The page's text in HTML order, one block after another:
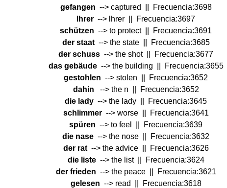
gefangen --> captured || Frecuencia:3698
lhrer --> lhrer || Frecuencia:3697
schützen --> to protect || Frecuencia:3691
der staat--> the state || Frecuencia:3685
der schuss --> the shot || Frecuencia:3677
das gebäude--> the building || Frecuencia:3655
gestohlen --> stolen || Frecuencia:3652
dahin
--> the n || Frecuencia:3652
die lady --> the lady || Frecuencia:3645
schlimmer --> worse || Frecuencia:3641
spüren --> to feel || Frecuencia:3639
die nase --> the nose || Frecuencia:3632
der rat--> the advice || Frecuencia:3626
die liste--> the list || Frecuencia:3624
der frieden --> the peace || Frecuencia:3621
gelesen --> read || Frecuencia:3618